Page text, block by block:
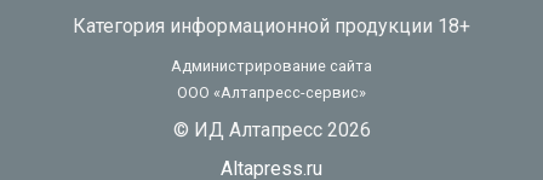
Категория информационной продукции 18+
Администрирование сайта
ООО «Алтапресс-сервис»
© ИД Алтапресс 2026
Altapress.ru